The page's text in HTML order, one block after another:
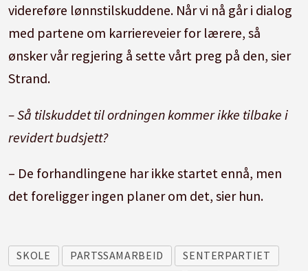
videreføre lønnstilskuddene. Når vi nå går i dialog
med partene om karriereveier for lærere, så
ønsker vår regjering å sette vårt preg på den, sier
Strand.
– Så tilskuddet til ordningen kommer ikke tilbake i
revidert budsjett?
– De forhandlingene har ikke startet ennå, men
det foreligger ingen planer om det, sier hun.
SKOLE PARTSSAMARBEID
SENTERPARTIET